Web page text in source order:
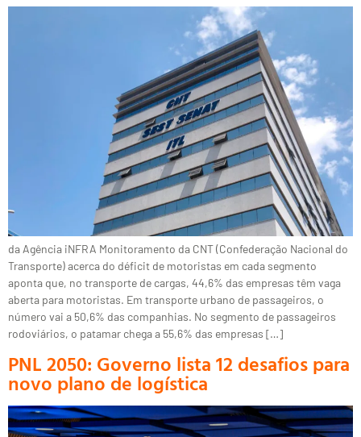
da Agência iNFRA Monitoramento da CNT (Confederação Nacional do
Transporte) acerca do déficit de motoristas em cada segmento
aponta que, no transporte de cargas, 44,6% das empresas têm vaga
aberta para motoristas. Em transporte urbano de passageiros, o
número vai a 50,6% das companhias. No segmento de passageiros
rodoviários, o patamar chega a 55,6% das empresas […]
PNL 2050: Governo lista 12 desafios para
novo plano de logística